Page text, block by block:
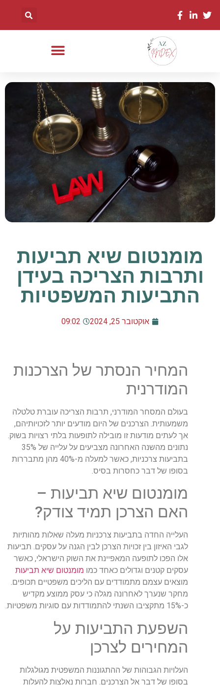
מומנטום שיא תביעות
ותרבות הצריכה בעידן
התביעות המשפטיות
אוקטובר 25, 2024 09:02
המחיר הנסתר של הצרכנות
המודרנית
בעולם המסחר המודרני, תרבות הצריכה עוברת טלטלה
משמעותית. הצרכנים של היום מודעים יותר לזכויותיהם,
אך לעתים מודעות זו מובילה לתופעות בלתי רצויות בשוק.
נתונים מהשנה האחרונה מצביעים על עלייה של 35%
בתביעות צרכניות, כאשר למעלה מ-40% מהן מתבררות
בסופו של דבר כחסרות בסיס.
מומנטום שיא תביעות –
האם הצרכן תמיד צודק?
העלייה החדה בתביעות צרכניות מעלה שאלות מהותיות
לגבי האיזון בין זכויות הצרכן לבין הגנה על עסקים. תביעות
אלו הפכו לתופעה המאפיינת את השוק הישראלי, כאשר
עסקים קטנים וגדולים כאחד כמו מומנטום שיא תביעות
מוצאים עצמם מתמודדים עם הליכים משפטיים תכופים.
מחקר שנערך לאחרונה מגלה כי עסק ממוצע מקדיש
כ-15% מתקציבו השנתי להתמודדות עם סוגיות משפטיות.
השפעת התביעות על
המחירים לצרכן
העלויות הגבוהות של ההתגוננות המשפטית מגולגלות
בסופו של דבר אל הצרכנים. חברות נאלצות להעלות